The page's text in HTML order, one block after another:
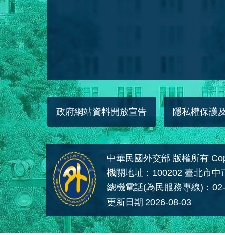
政府網站資料開放宣告 隱私權保護
中華民國外交部 版權所有
機關地址：100202 臺北市中
總機電話(為民服務專線)：
更新日期 2026-08-03